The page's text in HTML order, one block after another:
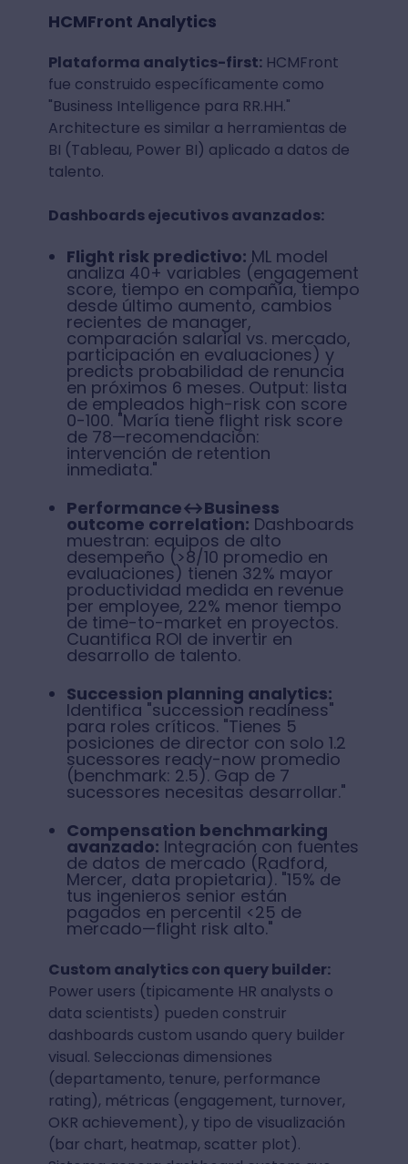
HCMFront Analytics
Plataforma analytics-first:HCMFront
fue construido específicamente como
"Business Intelligence para RR.HH."
Architecture es similar a herramientas de
BI (Tableau, Power BI) aplicado a datos de
talento.
Dashboards ejecutivos avanzados:
Flight risk predictivo: ML model
analiza 40+ variables (engagement
score, tiempo en compañía, tiempo
desde último aumento, cambios
recientes de manager,
comparación salarial vs. mercado,
participación en evaluaciones) y
predicts probabilidad de renuncia
en próximos 6 meses. Output: lista
de empleados high-risk con score
0-100. "María tiene flight risk score
de 78—recomendación:
intervención de retention
inmediata."
Performance↔Business
outcome correlation: Dashboards
muestran: equipos de alto
desempeño (>8/10 promedio en
evaluaciones) tienen 32% mayor
productividad medida en revenue
per employee, 22% menor tiempo
de time-to-market en proyectos.
Cuantifica ROI de invertir en
desarrollo de talento.
Succession planning analytics:
Identifica "succession readiness"
para roles críticos. "Tienes 5
posiciones de director con solo 1.2
sucessores ready-now promedio
(benchmark: 2.5). Gap de 7
sucessores necesitas desarrollar."
Compensation benchmarking
avanzado: Integración con fuentes
de datos de mercado (Radford,
Mercer, data propietaria). "15% de
tus ingenieros senior están
pagados en percentil <25 de
mercado—flight risk alto."
Custom analytics con query builder:
Power users (tipicamente HR analysts o
data scientists) pueden construir
dashboards custom usando query builder
visual. Seleccionas dimensiones
(departamento, tenure, performance
rating), métricas (engagement, turnover,
OKR achievement), y tipo de visualización
(bar chart, heatmap, scatter plot).